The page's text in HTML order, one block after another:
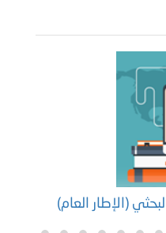
(الإطار العام)